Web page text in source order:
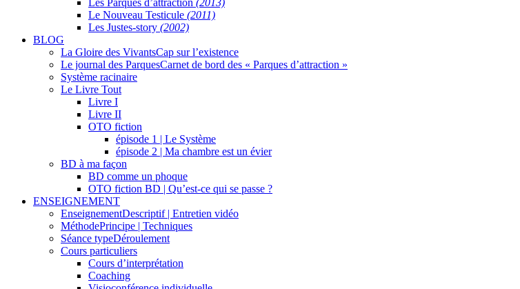
Les Parques d’attraction (2013)
Le Nouveau Testicule (2011)
Les Justes-story (2002)
BLOG
La Gloire des VivantsCap sur l’existence
Le journal des ParquesCarnet de bord des « Parques d’attraction »
Système racinaire
Le Livre Tout
Livre I
Livre II
OTO fiction
épisode 1 | Le Système
épisode 2 | Ma chambre est un évier
BD à ma façon
BD comme un phoque
OTO fiction BD | Qu’est-ce qui se passe ?
ENSEIGNEMENT
EnseignementDescriptif | Entretien vidéo
MéthodePrincipe | Techniques
Séance typeDéroulement
Cours particuliers
Cours d’interprétation
Coaching